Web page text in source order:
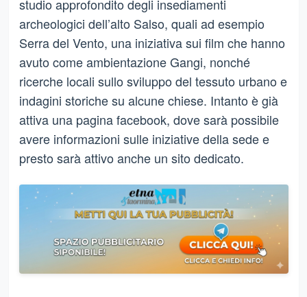
studio approfondito degli insediamenti
archeologici dell’alto Salso, quali ad esempio
Serra del Vento, una iniziativa sui film che hanno
avuto come ambientazione Gangi, nonché
ricerche locali sullo sviluppo del tessuto urbano e
indagini storiche su alcune chiese. Intanto è già
attiva una pagina facebook, dove sarà possibile
avere informazioni sulle iniziative della sede e
presto sarà attivo anche un sito dedicato.